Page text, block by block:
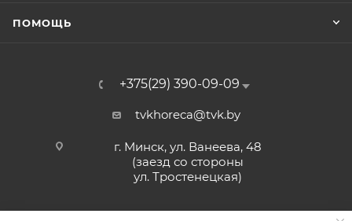
ПОМОЩЬ
+375(29) 390-09-09
tvkhoreca@tvk.by
г. Минск, ул. Ванеева, 48
(заезд со стороны
ул. Тростенецкая)